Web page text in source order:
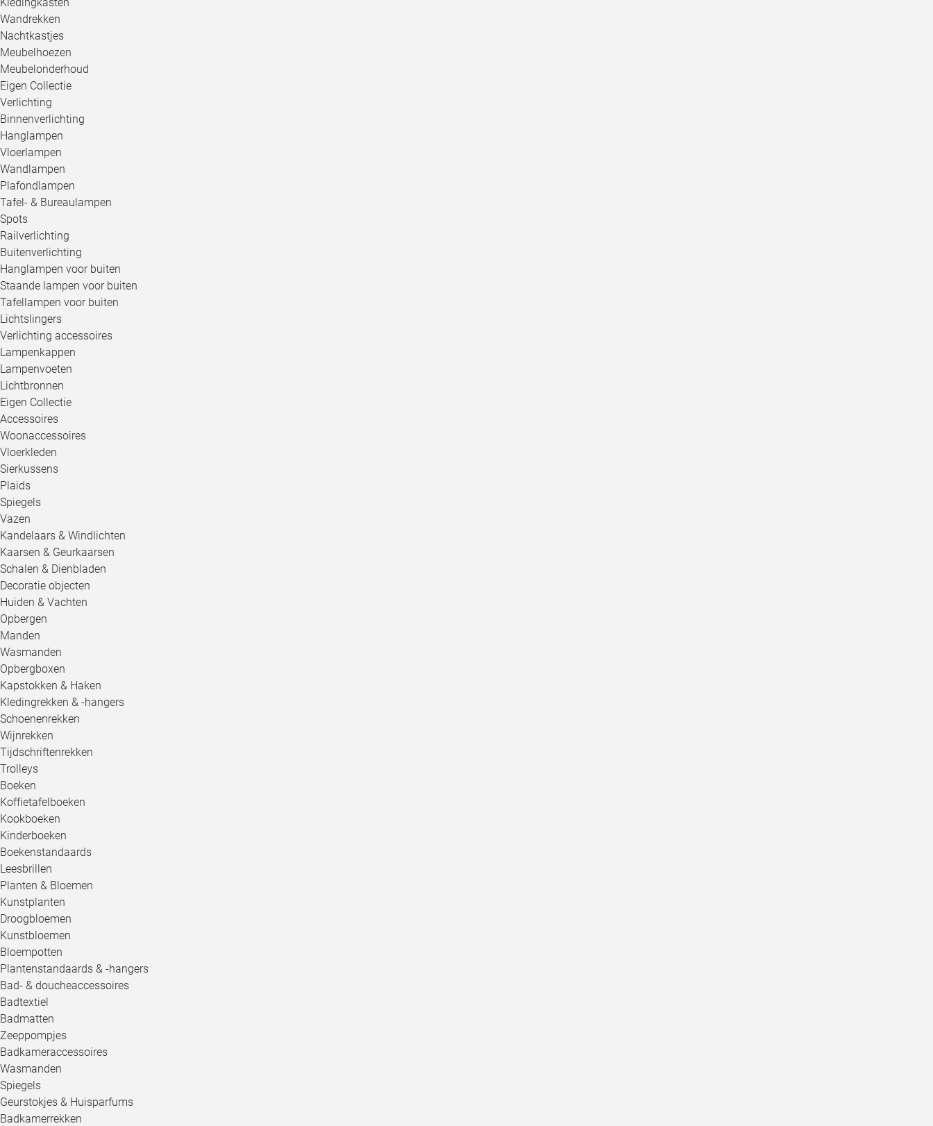
Wandrekken
Nachtkastjes
Meubelhoezen
Meubelonderhoud
Eigen Collectie
Verlichting
Binnenverlichting
Hanglampen
Vloerlampen
Wandlampen
Plafondlampen
Tafel- & Bureaulampen
Spots
Railverlichting
Buitenverlichting
Hanglampen voor buiten
Staande lampen voor buiten
Tafellampen voor buiten
Lichtslingers
Verlichting accessoires
Lampenkappen
Lampenvoeten
Lichtbronnen
Eigen Collectie
Accessoires
Woonaccessoires
Vloerkleden
Sierkussens
Plaids
Spiegels
Vazen
Kandelaars & Windlichten
Kaarsen & Geurkaarsen
Schalen & Dienbladen
Decoratie objecten
Huiden & Vachten
Opbergen
Manden
Wasmanden
Opbergboxen
Kapstokken & Haken
Kledingrekken & -hangers
Schoenenrekken
Wijnrekken
Tijdschriftenrekken
Trolleys
Boeken
Koffietafelboeken
Kookboeken
Kinderboeken
Boekenstandaards
Leesbrillen
Planten & Bloemen
Kunstplanten
Droogbloemen
Kunstbloemen
Bloempotten
Plantenstandaards & -hangers
Bad- & doucheaccessoires
Badtextiel
Badmatten
Zeeppompjes
Badkameraccessoires
Wasmanden
Spiegels
Geurstokjes & Huisparfums
Badkamerrekken